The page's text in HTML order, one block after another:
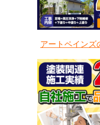
アートペインズ